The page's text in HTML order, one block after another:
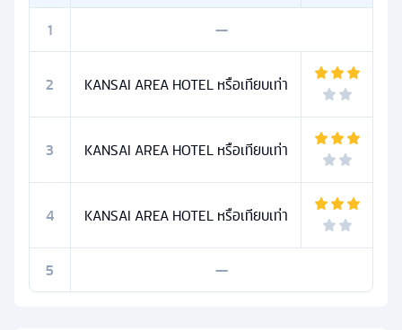
1
—
2 KANSAI AREA HOTEL หรือเทียบเท่า
3 KANSAI AREA HOTEL หรือเทียบเท่า
4 KANSAI AREA HOTEL หรือเทียบเท่า
5 —